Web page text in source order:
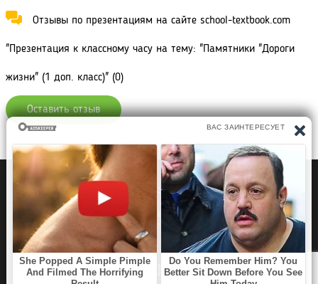
Отзывы по презентациям на сайте school-textbook.com
"Презентация к классному часу на тему: "Памятники "Дороги
жизни" (1 доп. класс)" (0)
Оставить отзыв
SCHOOL TEXTBOOK
Политика конфиденциальности
Правообладателям
Рефераты Дипломы Курсовые работы
Читать книги
Аудиокниги
Раскраски для детей
Загадки, Игры Головоломки